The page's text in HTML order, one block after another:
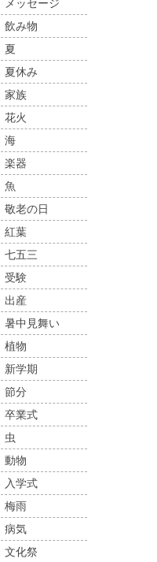
メッセージ
飲み物
夏
夏休み
家族
花火
海
楽器
魚
敬老の日
紅葉
七五三
受験
出産
暑中見舞い
植物
新学期
節分
卒業式
虫
動物
入学式
梅雨
病気
文化祭